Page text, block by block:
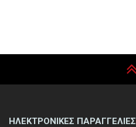
ΗΛΕΚΤΡΟΝΙΚΕΣ ΠΑΡΑΓΓΕΛΙΕΣ